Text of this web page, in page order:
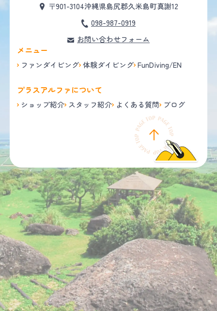
〒901-3104沖縄県島尻郡久米島町真謝12
098-987-0919
お問い合わせフォーム
メニュー
ファンダイビング 体験ダイビング FunDiving/EN
プラスアルファについて
ショップ紹介 スタッフ紹介 よくある質問 ブログ